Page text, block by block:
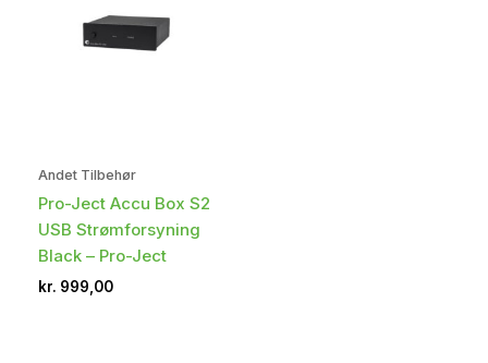
Andet Tilbehør
Pro-Ject Accu Box S2
USB Strømforsyning
Black – Pro-Ject
kr. 999,00